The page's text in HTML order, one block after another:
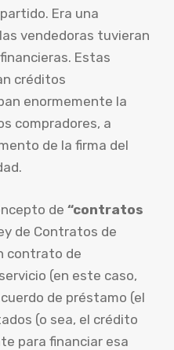
Era una
vendedoras tuvieran
Estas
créditos
enormemente la
compradores, a
de la firma del
de “contratos
de Contratos de
contrato de
(en este caso,
de préstamo (el
(o sea, el crédito
para financiar esa